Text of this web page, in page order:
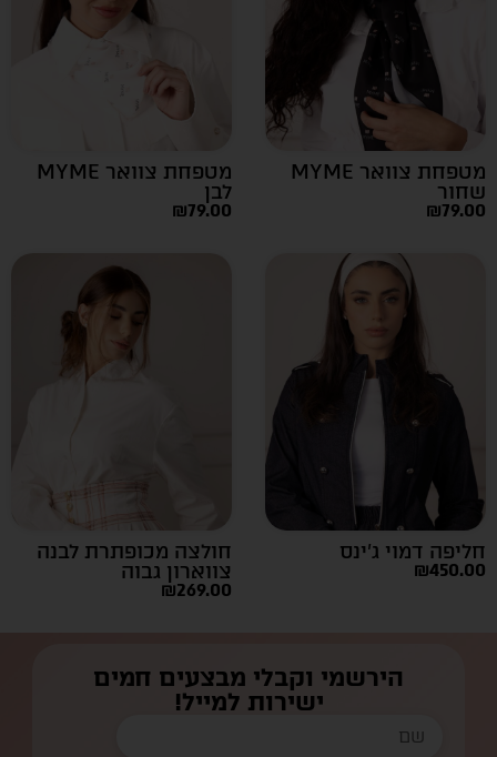
מטפחת צוואר MYME
שחור
₪79.00
מטפחת צוואר MYME
לבן
₪79.00
חליפה דמוי ג’ינס
₪450.00
חולצה מכופתרת לבנה
צווארון גבוה
₪269.00
הירשמי וקבלי מבצעים חמים
ישירות למייל!